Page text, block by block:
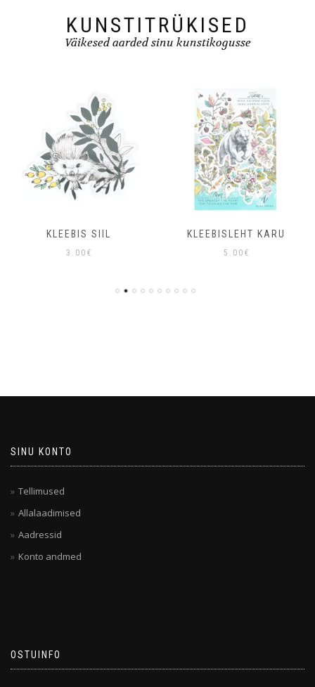
KUNSTITRÜKISED
Väikesed aarded sinu kunstikogusse
KLEEBIS SIIL
3.00 €
KLEEBISLEHT KARU
5.00 €
SINU KONTO
Tellimused
Allalaadimised
Aadressid
Konto andmed
OSTUINFO